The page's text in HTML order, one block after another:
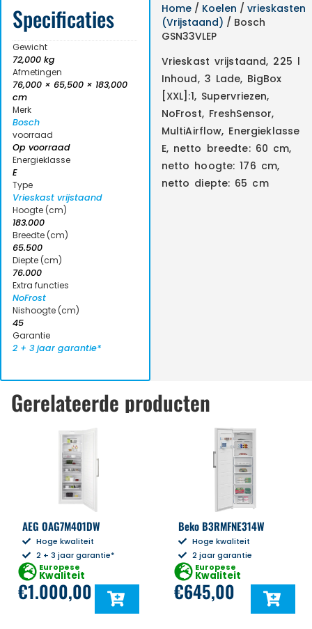
Specificaties
Gewicht
72,000 kg
Afmetingen
76,000 × 65,500 × 183,000
cm
Merk
Bosch
voorraad
Op voorraad
Energieklasse
E
Type
Vrieskast vrijstaand
Hoogte (cm)
183.000
Breedte (cm)
65.500
Diepte (cm)
76.000
Extra functies
NoFrost
Nishoogte (cm)
45
Garantie
2 + 3 jaar garantie*
Home/ Koelen / vrieskasten
(Vrijstaand) / Bosch
GSN33VLEP
Vrieskast vrijstaand, 225 l
Inhoud, 3 Lade, BigBox
[XXL]:1, Supervriezen,
NoFrost, FreshSensor,
MultiAirflow, Energieklasse
E, netto breedte: 60 cm,
netto hoogte: 176 cm,
netto diepte: 65 cm
Gerelateerde producten
AEG OAG7M401DW
Hoge kwaliteit
2 + 3 jaar garantie*
Europese
Kwaliteit
€1.000,00
Beko B3RMFNE314W
Hoge kwaliteit
2 jaar garantie
Europese
Kwaliteit
€645,00